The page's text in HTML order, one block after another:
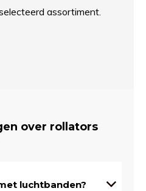
assortiment.
over rollators
luchtbanden?